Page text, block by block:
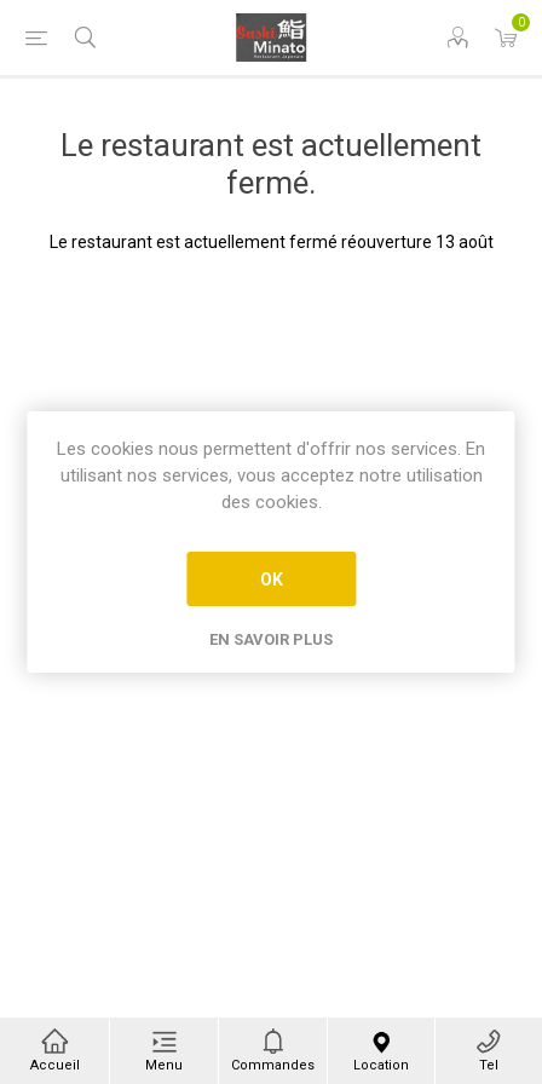
0
Le restaurant est actuellement
fermé.
Le restaurant est actuellement fermé réouverture 13 août
Accueil Menu Commandes Location Tel
Les cookies nous permettent d'offrir nos services. En
utilisant nos services, vous acceptez notre utilisation
des cookies.
OK
EN SAVOIR PLUS